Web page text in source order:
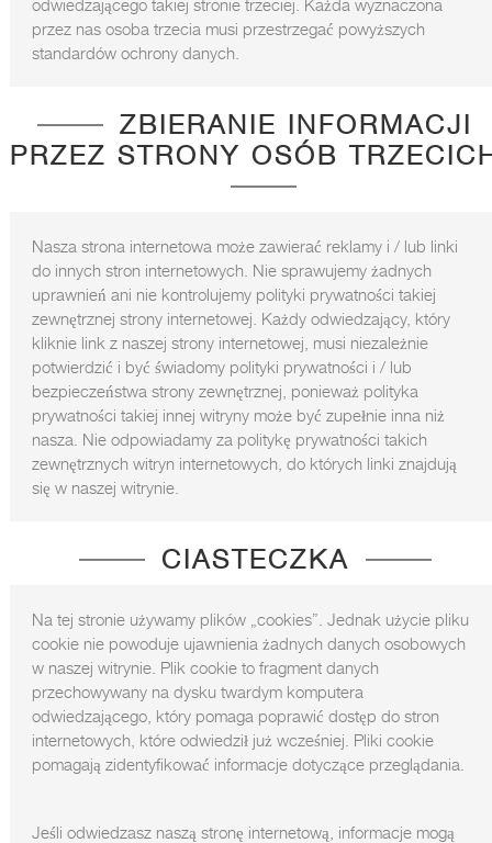
odwiedzającego takiej stronie trzeciej. Każda wyznaczona
przez nas osoba trzecia musi przestrzegać powyższych
standardów ochrony danych.
ZBIERANIE INFORMACJI
PRZEZ STRONY OSÓB
Nasza strona internetowa może zawierać reklamy i / lub linki
do innych stron internetowych. Nie sprawujemy żadnych
uprawnień ani nie kontrolujemy polityki prywatności takiej
zewnętrznej strony internetowej. Każdy odwiedzający, który
kliknie link z naszej strony internetowej, musi niezależnie
potwierdzić i być świadomy polityki prywatności i / lub
bezpieczeństwa strony zewnętrznej, ponieważ polityka
prywatności takiej innej witryny może być zupełnie inna niż
nasza. Nie odpowiadamy za politykę prywatności takich
zewnętrznych witryn internetowych, do których linki znajdują
się w naszej witrynie.
CIASTECZKA
Na tej stronie używamy plików „cookies”. Jednak użycie pliku
cookie nie powoduje ujawnienia żadnych danych osobowych
w naszej witrynie. Plik cookie to fragment danych
przechowywany na dysku twardym komputera
odwiedzającego, który pomaga poprawić dostęp do stron
internetowych, które odwiedził już wcześniej. Pliki cookie
pomagają zidentyfikować informacje dotyczące przeglądania.
Jeśli odwiedzasz naszą stronę internetową, informacje mogą